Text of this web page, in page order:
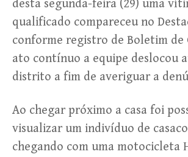
desta segunda-feira (29) uma
qualificado compareceu no
conforme registro de Boletim de
ato contínuo a equipe deslocou
distrito a fim de averiguar a
Ao chegar próximo a casa foi
visualizar um indivíduo de
chegando com uma motocicleta